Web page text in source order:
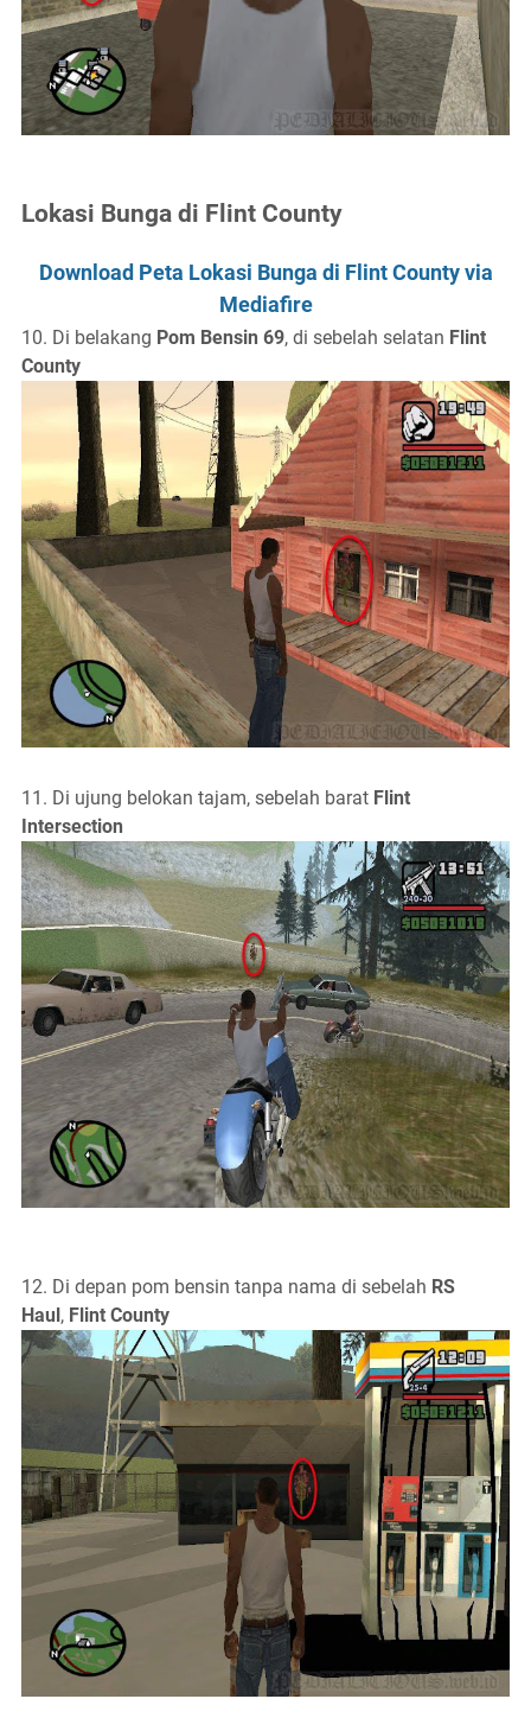
Lokasi Bunga di Flint County
Download Peta Lokasi Bunga di Flint County via
Mediafire
10. Di belakang Pom Bensin 69, di sebelah selatan Flint
County
11. Di ujung belokan tajam, sebelah barat Flint
Intersection
12. Di depan pom bensin tanpa nama di sebelah RS
Haul , Flint County